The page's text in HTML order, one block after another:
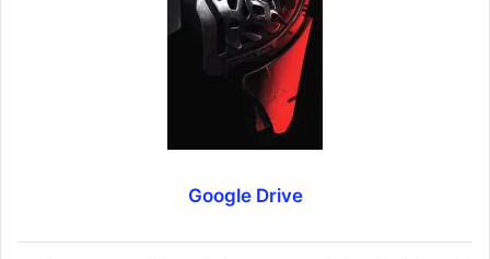
Google Drive